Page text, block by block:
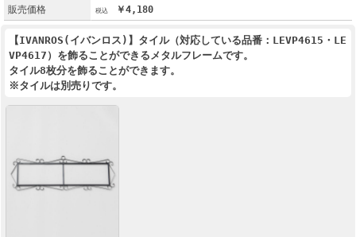
販売価格
￥4,180
【IVANROS(イバンロス)】タイル（対応している品番：LEVP4615・LE
VP4617）を飾ることができるメタルフレームです。
タイル8枚分を飾ることができます。
※タイルは別売りです。